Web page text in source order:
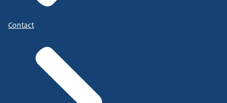
Contact